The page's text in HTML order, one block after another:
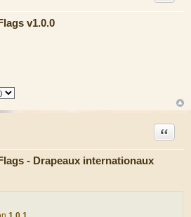
v1.0.0
- Drapeaux internationaux
Citation